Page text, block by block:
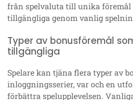
från spelvaluta till unika föremål
tillgängliga genom vanlig
Typer av bonusföremål
tillgängliga
Spelare kan tjäna flera typer av
inloggningsserier, var och en
förbättra spelupplevelsen.